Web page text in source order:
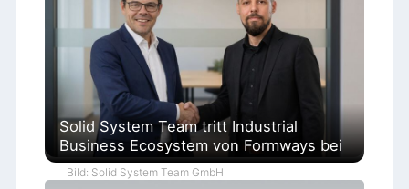
Solid System Team tritt Industrial
Business Ecosystem von Formways bei
Bild: Solid System Team GmbH